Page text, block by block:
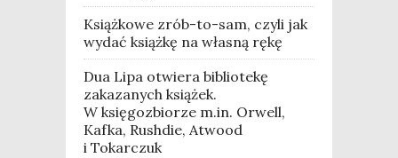
Książkowe zrób-to-sam, czyli jak
wydać książkę na własną rękę
Dua Lipa otwiera bibliotekę
zakazanych książek.
W księgozbiorze m.in. Orwell,
Kafka, Rushdie, Atwood
i Tokarczuk